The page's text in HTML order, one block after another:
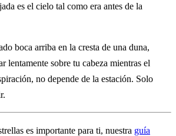
es el cielo tal como era antes de la
boca arriba en la cresta de una duna,
lentamente sobre tu cabeza mientras el
no depende de la estación. Solo
es importante para ti, nuestra guía